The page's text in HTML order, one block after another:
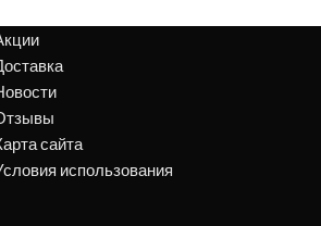
сайта
использования